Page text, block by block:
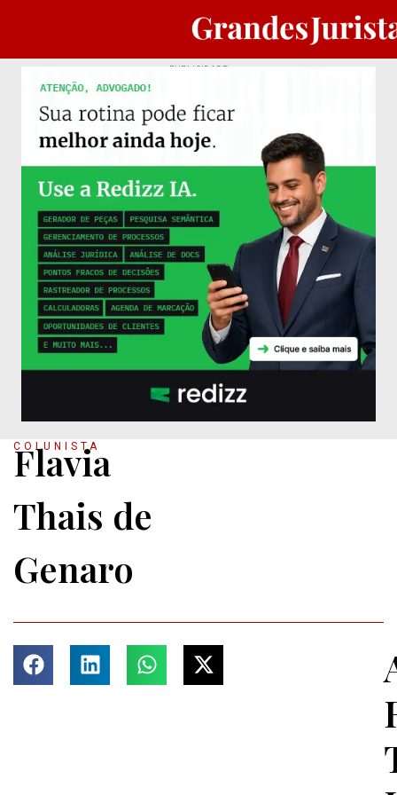
PUBLICIDADE
COLUNISTA
Flavia
Thais de
Genaro